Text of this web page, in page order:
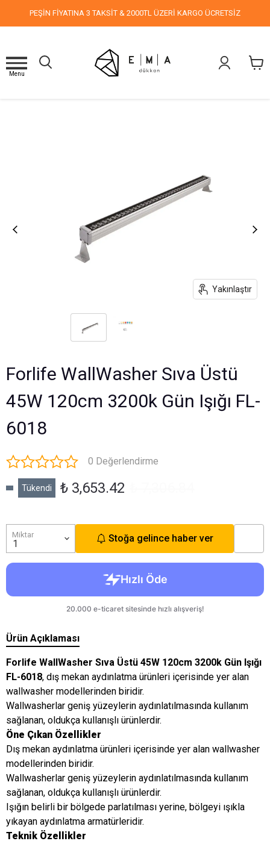
PEŞİN FİYATINA 3 TAKSİT & 2000TL ÜZERİ KARGO ÜCRETSİZ
Menu
Yakınlaştır
Forlife WallWasher Sıva Üstü
45W 120cm 3200k Gün Işığı FL-
6018
0 Değerlendirme
Tükendi ₺ 3,653.42
Miktar Stoğa gelince haber ver
Ürün Açıklaması
Forlife WallWasher Sıva Üstü 45W 120cm 3200k Gün Işığı
FL-6018, dış mekan aydınlatma ürünleri içerisinde yer alan
wallwasher modellerinden biridir.
Wallwasherlar geniş yüzeylerin aydınlatılmasında kullanım
sağlanan, oldukça kullanışlı ürünlerdir.
Öne Çıkan Özellikler
Dış mekan aydınlatma ürünleri içerisinde yer alan wallwasher
modellerinden biridir.
Wallwasherlar geniş yüzeylerin aydınlatılmasında kullanım
sağlanan, oldukça kullanışlı ürünlerdir.
Işığın belirli bir bölgede parlatılması yerine, bölgeyi ışıkla
yıkayan aydınlatma armatürleridir.
Teknik Özellikler